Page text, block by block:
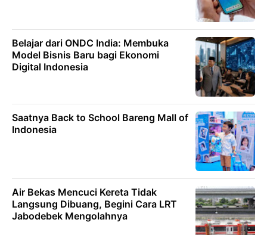
Belajar dari ONDC India: Membuka
Model Bisnis Baru bagi Ekonomi
Digital Indonesia
Saatnya Back to School Bareng Mall of
Indonesia
Air Bekas Mencuci Kereta Tidak
Langsung Dibuang, Begini Cara LRT
Jabodebek Mengolahnya